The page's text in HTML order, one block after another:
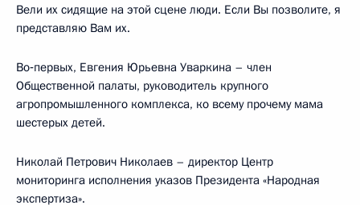
Вели их сидящие на этой сцене люди. Если Вы позволите, я
представляю Вам их.
Во‑первых, Евгения Юрьевна Уваркина – член
Общественной палаты, руководитель крупного
агропромышленного комплекса, ко всему прочему мама
шестерых детей.
Николай Петрович Николаев – директор Центр
мониторинга исполнения указов Президента «Народная
экспертиза».